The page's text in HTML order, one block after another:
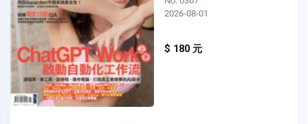
2026-08-01
$ 180 元